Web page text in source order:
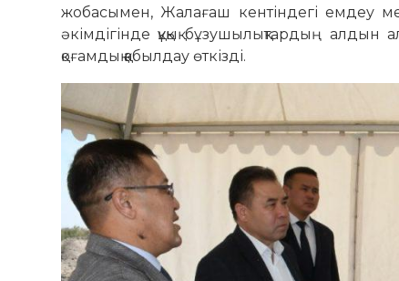
жобасымен, Жалағаш кентіндегі емдеу
әкімдігінде құқық бұзушылықтардың алдын
қоғамдық қабылдау өткізді.